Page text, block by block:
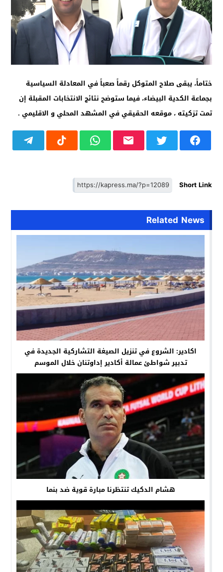
ختاماً، يبقى صلاح المتوكل رقماً صعباً في المعادلة السياسية
بجماعة الكدية البيضاء، فيما ستوضح نتائج الانتخابات المقبلة إن
تمت تزكيته ، موقعه الحقيقي في المشهد المحلي و الاقليمي .
Short Link
Related News
اكادير: الشروع في تنزيل الصيغة التشاركية الجديدة في
تدبير شواطئ عمالة أكادير إداوتنان خلال الموسم
الصيفي 2025
هشام الدكيك تنتظرنا مبارة قوية ضد بنما